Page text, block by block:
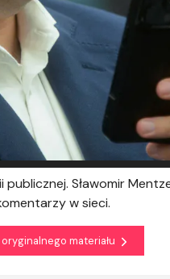
Sławomir
w sieci.
materiału